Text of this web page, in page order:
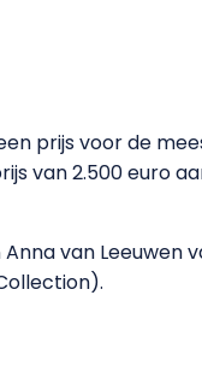
prijs voor de
van 2.500 euro
van Leeuwen